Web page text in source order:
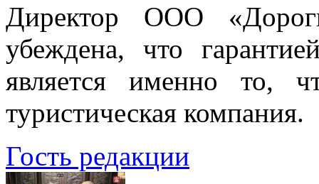
Директор ООО
убеждена, что
является именно то,
туристическая компания.
Гость редакции